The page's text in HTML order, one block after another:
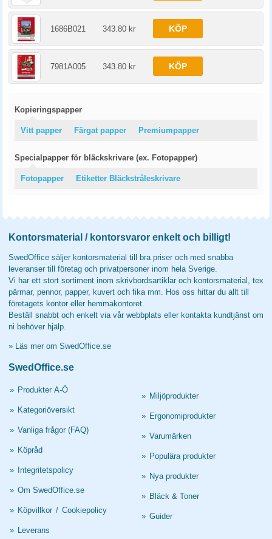
1686B021 343.80 kr KÖP
7981A005 343.80 kr KÖP
Kopieringspapper
Vitt papper Färgat papper Premiumpapper
Specialpapper för bläckskrivare (ex. Fotopapper)
Fotopapper Etiketter Bläckstråleskrivare
Kontorsmaterial / kontorsvaror enkelt och billigt!
SwedOffice säljer kontorsmaterial till bra priser och med snabba
leveranser till företag och privatpersoner inom hela Sverige.
Vi har ett stort sortiment inom skrivbordsartiklar och kontorsmaterial, tex
pärmar, pennor, papper, kuvert och fika mm. Hos oss hittar du allt till
företagets kontor eller hemmakontoret.
Beställ snabbt och enkelt via vår webbplats eller kontakta kundtjänst om
ni behöver hjälp.
» Läs mer om SwedOffice.se
SwedOffice.se
» Produkter A-Ö
» Kategoriöversikt
» Vanliga frågor (FAQ)
» Köpråd
» Integritetspolicy
» Om SwedOffice.se
» Köpvillkor / Cookiepolicy
» Leverans
» Miljöprodukter
» Ergonomiprodukter
» Varumärken
» Populära produkter
» Nya produkter
» Bläck & Toner
» Guider